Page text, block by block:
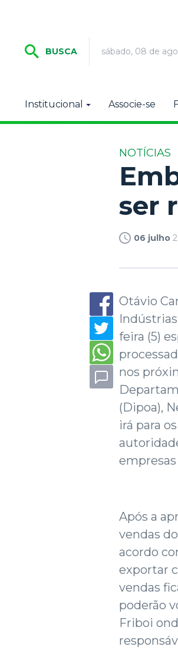
BUSCA sábado, 08 de
Institucional Associe-se
NOTÍCIAS
ser
06 julho
Otávio
feira (5)
nos
(Dipoa),
irá para
Após a
vendas
acordo
exportar
vendas
poderão
Friboi